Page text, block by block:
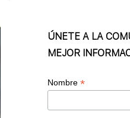
ÚNETE A LA
MEJOR
Nombre *